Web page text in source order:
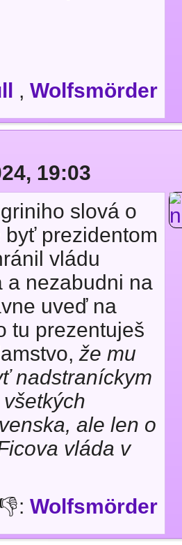
, Wolfsmörder
19:03
slová o
byť prezidentom
vládu
a nezabudni na
uveď na
tu prezentuješ
že mu
nad­stra­níckym
ale len o
vláda v
👎: Wolfsmörder